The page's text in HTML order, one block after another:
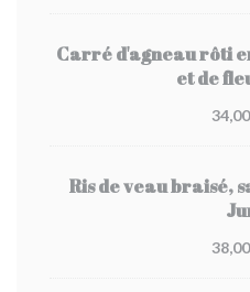
Carré d'agneau rôti
et de
Ris de veau braisé,